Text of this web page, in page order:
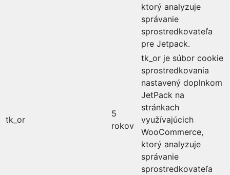
ktorý analyzuje
správanie
sprostredkovateľa
pre Jetpack.
tk_or
5
rokov
tk_or je súbor cookie
sprostredkovania
nastavený doplnkom
JetPack na
stránkach
využívajúcich
WooCommerce,
ktorý analyzuje
správanie
sprostredkovateľa